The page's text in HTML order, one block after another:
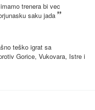
trenera bi vec
saku jada
teško igrat sa
Gorice, Vukovara, Istre i